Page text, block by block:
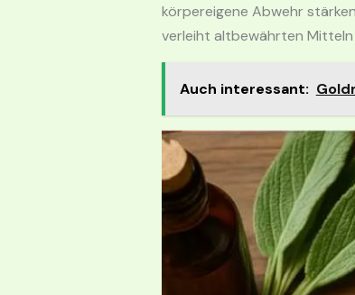
körpereigene Abwehr
verleiht altbewährten Mitteln
Auch interessant: